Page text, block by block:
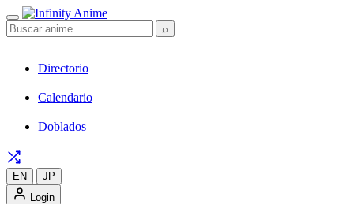
⌕
Directorio
Calendario
Doblados
EN
JP
Login